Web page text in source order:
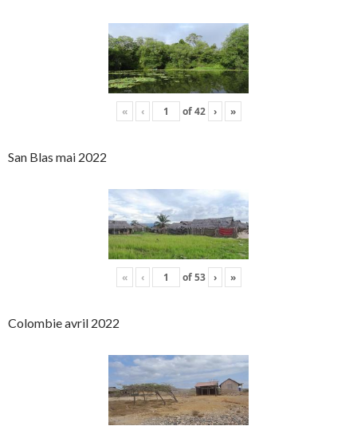
« ‹ of42 › »
San Blas mai 2022
« ‹ of53 › »
Colombie avril 2022